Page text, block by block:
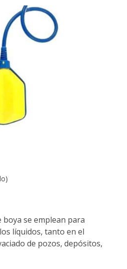
se emplean para
líquidos, tanto en el
de pozos, depósitos,